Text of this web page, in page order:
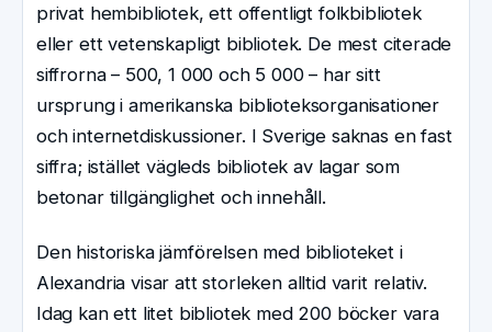
privat hembibliotek, ett offentligt folkbibliotek
eller ett vetenskapligt bibliotek. De mest citerade
siffrorna – 500, 1 000 och 5 000 – har sitt
ursprung i amerikanska biblioteksorganisationer
och internetdiskussioner. I Sverige saknas en fast
siffra; istället vägleds bibliotek av lagar som
betonar tillgänglighet och innehåll.
Den historiska jämförelsen med biblioteket i
Alexandria visar att storleken alltid varit relativ.
Idag kan ett litet bibliotek med 200 böcker vara